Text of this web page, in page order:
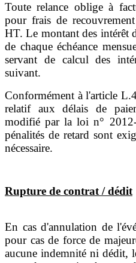
Toute relance oblige à
pour frais de
HT. Le montant des intérêt
de chaque échéance
servant de calcul des
suivant.
Conformément à l'article
relatif aux délais de
modifié par la loi n°
pénalités de retard sont
nécessaire.
Rupture de contrat / dédit
En cas d'annulation de
pour cas de force de
aucune indemnité ni dédit,